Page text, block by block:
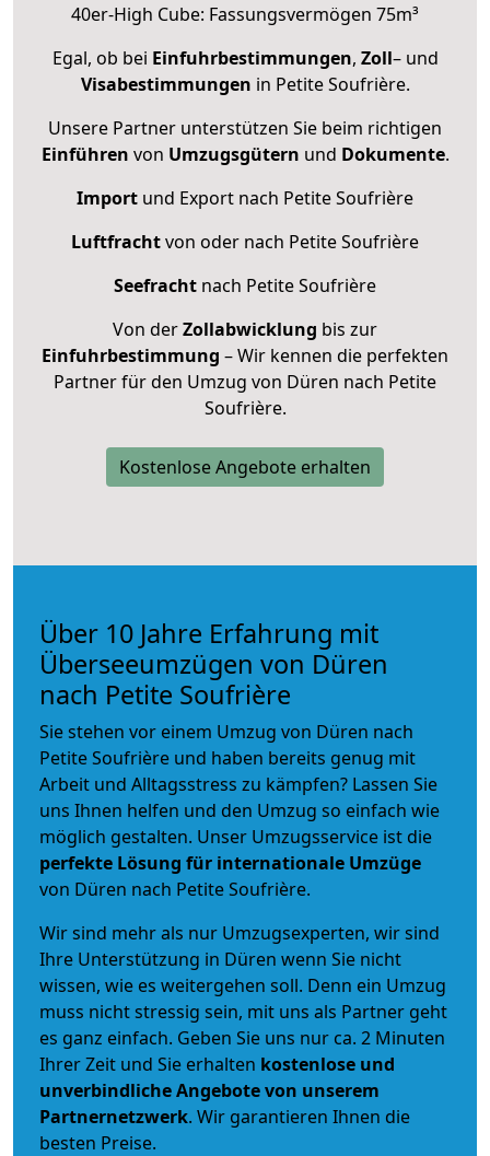
40er-High Cube: Fassungsvermögen 75m³
Egal, ob bei Einfuhrbestimmungen, Zoll– und
Visabestimmungen in Petite Soufrière.
Unsere Partner unterstützen Sie beim richtigen
Einführen von Umzugsgütern und Dokumente.
Import und Export nach Petite Soufrière
Luftfrachtvon oder nach Petite Soufrière
Seefracht nach Petite Soufrière
Von derZollabwicklung bis zur
Einfuhrbestimmung – Wir kennen die perfekten
Partner für den Umzug von Düren nach Petite
Soufrière.
Kostenlose Angebote erhalten
Über 10 Jahre Erfahrung mit
Überseeumzügen von Düren
nach Petite Soufrière
Sie stehen vor einem Umzug von Düren nach
Petite Soufrière und haben bereits genug mit
Arbeit und Alltagsstress zu kämpfen? Lassen Sie
uns Ihnen helfen und den Umzug so einfach wie
möglich gestalten. Unser Umzugsservice ist die
perfekte Lösung für internationale Umzüge
von Düren nach Petite Soufrière.
Wir sind mehr als nur Umzugsexperten, wir sind
Ihre Unterstützung in Düren wenn Sie nicht
wissen, wie es weitergehen soll. Denn ein Umzug
muss nicht stressig sein, mit uns als Partner geht
es ganz einfach. Geben Sie uns nur ca. 2 Minuten
Ihrer Zeit und Sie erhalten kostenlose und
unverbindlicheAngebote von unserem
Partnernetzwerk. Wir garantieren Ihnen die
besten Preise.